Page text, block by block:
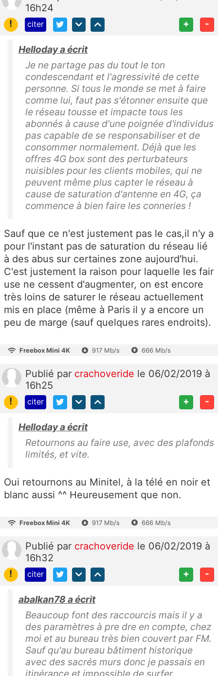
16h24
!
citer + -
Helloday a écrit
Je ne partage pas du tout le ton
condescendant et l'agressivité de cette
personne. Si tous le monde se met à faire
comme lui, faut pas s'étonner ensuite que
le réseau tousse et impacte tous les
abonnés à cause d'une poignée d'individus
pas capable de se responsabiliser et de
consommer normalement. Déjà que les
offres 4G box sont des perturbateurs
nuisibles pour les clients mobiles, qui ne
peuvent même plus capter le réseau à
cause de saturation d'antenne en 4G, ça
commence à bien faire les conneries !
Sauf que ce n'est justement pas le cas,il n'y a
pour l'instant pas de saturation du réseau lié
à des abus sur certaines zone aujourd'hui.
C'est justement la raison pour laquelle les fair
use ne cessent d'augmenter, on est encore
très loins de saturer le réseau actuellement
mis en place (même à Paris il y a encore un
peu de marge (sauf quelques rares endroits).
Freebox Mini 4K 917 Mb/s 666 Mb/s
Publié par crachoveride le 06/02/2019 à
16h25
!
citer + -
Helloday a écrit
Retournons au faire use, avec des plafonds
limités, et vite.
Oui retournons au Minitel, à la télé en noir et
blanc aussi ^^ Heureusement que non.
Freebox Mini 4K 917 Mb/s 666 Mb/s
Publié par crachoveride le 06/02/2019 à
16h32
!
citer + -
abalkan78 a écrit
Beaucoup font des raccourcis mais il y a
des paramètres à pre dre en compte, chez
moi et au bureau très bien couvert par FM.
Sauf qu'au bureau bâtiment historique
avec des sacrés murs donc je passais en
itinérance et impossible de surfer.